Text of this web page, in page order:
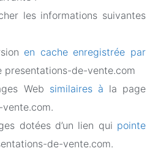
les informations suivantes
en cache enregistrée par
presentations-de-vente.com
Web similaires à la page
dotées d’un lien qui pointe
de-vente.com.